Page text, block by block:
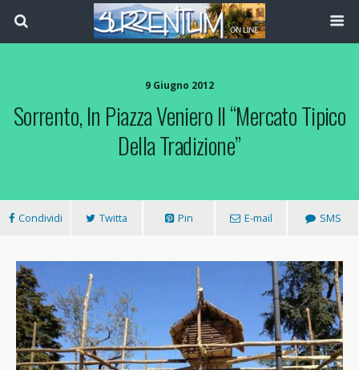
9 Giugno 2012
Sorrento, In Piazza Veniero Il “Mercato Tipico
Della Tradizione”
Condividi Twitta Pin E-mail SMS